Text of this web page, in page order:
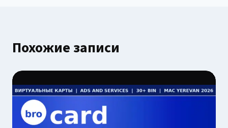
Похожие записи